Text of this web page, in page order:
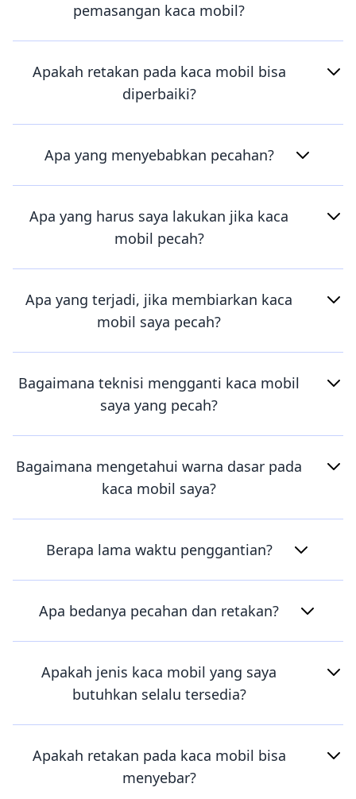
pemasangan kaca mobil?
Apakah retakan pada kaca mobil bisa
diperbaiki?
Apa yang menyebabkan pecahan?
Apa yang harus saya lakukan jika kaca
mobil pecah?
Apa yang terjadi, jika membiarkan kaca
mobil saya pecah?
Bagaimana teknisi mengganti kaca mobil
saya yang pecah?
Bagaimana mengetahui warna dasar pada
kaca mobil saya?
Berapa lama waktu penggantian?
Apa bedanya pecahan dan retakan?
Apakah jenis kaca mobil yang saya
butuhkan selalu tersedia?
Apakah retakan pada kaca mobil bisa
menyebar?